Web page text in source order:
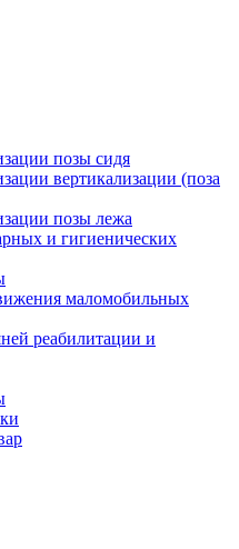
позы сидя
вертикализации (поза
позы лежа
и гигиенических
маломобильных
реабилитации и